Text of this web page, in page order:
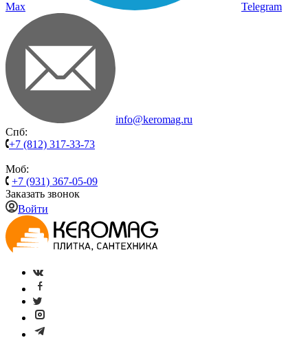
Max Telegram
info@keromag.ru
Спб:
+7 (812) 317-33-73
Моб:
+7 (931) 367-05-09
Заказать звонок
Войти